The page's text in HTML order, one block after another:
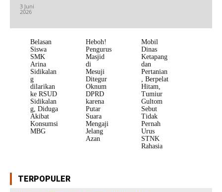
3 Juni
2026
Belasan
Siswa
SMK
Arina
Sidikalan
g
dilarikan
ke RSUD
Sidikalan
g, Diduga
Akibat
Konsumsi
MBG
Heboh!
Pengurus
Masjid
di
Mesuji
Ditegur
Oknum
DPRD
karena
Putar
Suara
Mengaji
Jelang
Azan
Mobil
Dinas
Ketapang
dan
Pertanian
, Berpelat
Hitam,
Tumiur
Gultom
Sebut
Tidak
Pernah
Urus
STNK
Rahasia
TERPOPULER